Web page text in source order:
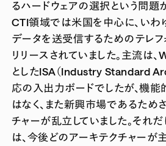
るハードウェアの選択という問題
CTI領域では米国を中心に、いわ
データを送受信するためのテレフ
リリースされていました。主流は
としたISA（Industry Standard
応の入出力ボードでしたが、機
はなく、また新興市場であるため
チャーが乱立していました。それ
は、今後どのアーキテクチャーが